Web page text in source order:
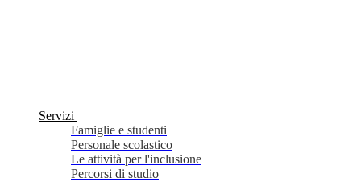
Servizi
Famiglie e studenti
Personale scolastico
Le attività per l'inclusione
Percorsi di studio